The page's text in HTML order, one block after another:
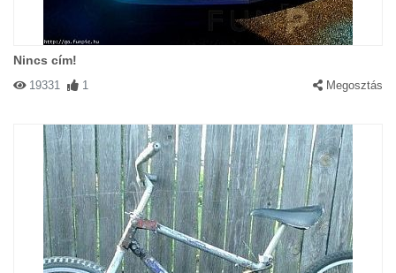
Nincs cím!
19331 1 Megosztás